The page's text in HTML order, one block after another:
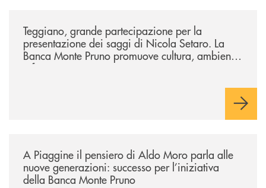
Teggiano, grande partecipazione per la
presentazione dei saggi di Nicola Setaro. La
Banca Monte Pruno promuove cultura, ambiente
e futuro
A Piaggine il pensiero di Aldo Moro parla alle
nuove generazioni: successo per l’iniziativa
della Banca Monte Pruno